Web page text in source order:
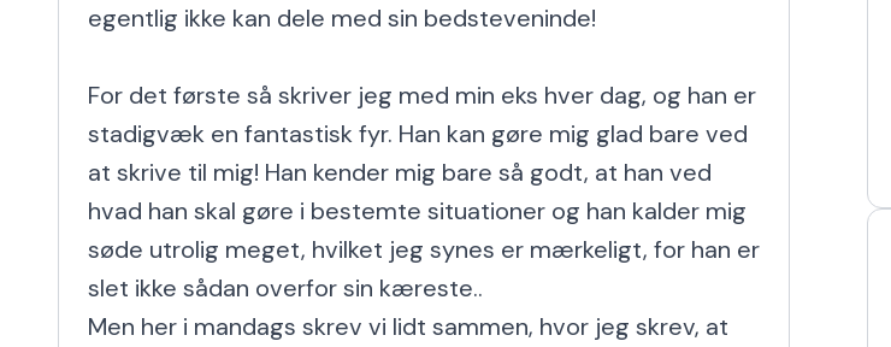
egentlig ikke kan dele med sin bedsteveninde!
For det første så skriver jeg med min eks hver dag, og han er
stadigvæk en fantastisk fyr. Han kan gøre mig glad bare ved
at skrive til mig! Han kender mig bare så godt, at han ved
hvad han skal gøre i bestemte situationer og han kalder mig
søde utrolig meget, hvilket jeg synes er mærkeligt, for han er
slet ikke sådan overfor sin kæreste..
Men her i mandags skrev vi lidt sammen, hvor jeg skrev, at